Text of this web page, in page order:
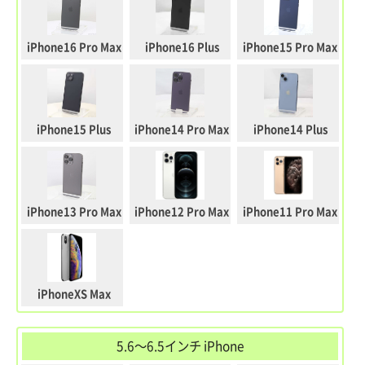
iPhone16 Pro Max iPhone16 Plus iPhone15 Pro Max
iPhone15 Plus iPhone14 Pro Max iPhone14 Plus
iPhone13 Pro Max iPhone12 Pro Max iPhone11 Pro Max
iPhoneXS Max
5.6～6.5インチ iPhone